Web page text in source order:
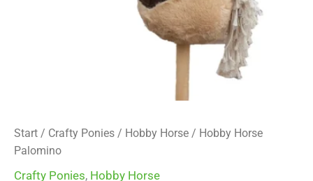
Start / Crafty Ponies / Hobby Horse / Hobby Horse
Palomino
Crafty Ponies, Hobby Horse